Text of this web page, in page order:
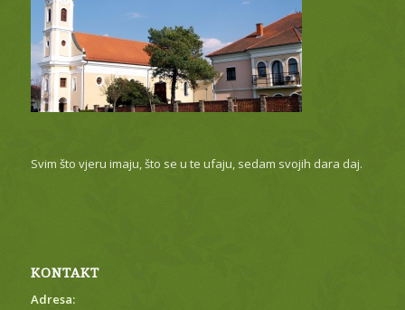
Svim što vjeru imaju, što se u te ufaju, sedam svojih dara daj.
KONTAKT
Adresa: